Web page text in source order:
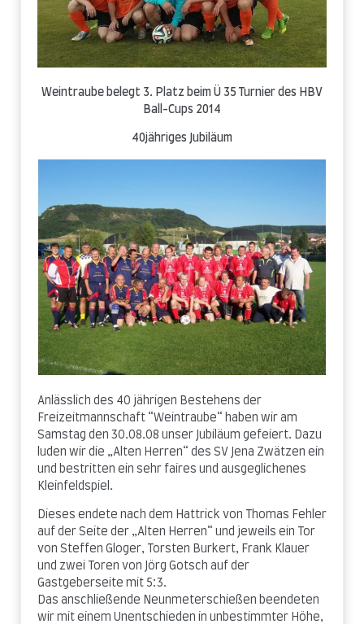
Weintraube belegt 3. Platz beim Ü 35 Turnier des HBV
Ball-Cups 2014
40jähriges Jubiläum
Anlässlich des 40 jährigen Bestehens der
Freizeitmannschaft “Weintraube“ haben wir am
Samstag den 30.08.08 unser Jubiläum gefeiert. Dazu
luden wir die „Alten Herren“ des SV Jena Zwätzen ein
und bestritten ein sehr faires und ausgeglichenes
Kleinfeldspiel.
Dieses endete nach dem Hattrick von Thomas Fehler
auf der Seite der „Alten Herren“ und jeweils ein Tor
von Steffen Gloger, Torsten Burkert, Frank Klauer
und zwei Toren von Jörg Gotsch auf der
Gastgeberseite mit 5:3.
Das anschließende Neunmeterschießen beendeten
wir mit einem Unentschieden in unbestimmter Höhe,